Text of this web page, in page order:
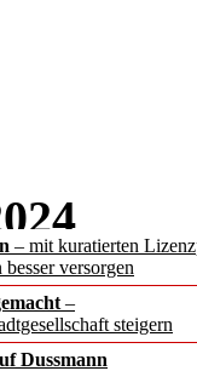
– mit kuratierten
versorgen
–
steigern
Dussmann